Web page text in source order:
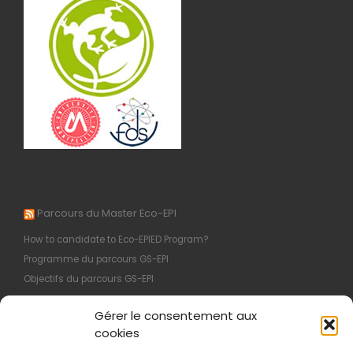
Gérer le consentement aux
cookies
Parcours du Master Eco-EPI
How to candidate to Eco-EPIED Program?
Programme du parcours GS-EPI
Objectifs du parcours GS-EPI
M1 : Organisation et Programme
Programme du parcours EI-EPI